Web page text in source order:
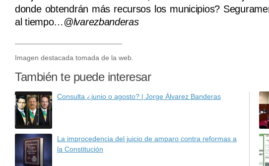
donde obtendrán más recursos los municipios?
al tiempo…@lvarezbanderas
Imagen destacada tomada de la web.
También te puede interesar
Consulta ¿junio o agosto? | Jorge Álvarez Banderas
La improcedencia del juicio de amparo contra reformas a
la Constitución